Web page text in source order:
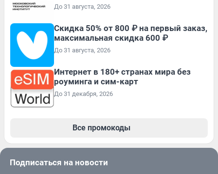
До 31 августа, 2026
Скидка 50% от 800 ₽ на первый заказ,
максимальная скидка 600 ₽
До 31 августа, 2026
Интернет в 180+ странах мира без
роуминга и сим-карт
До 31 декабря, 2026
Все промокоды
Подписаться на новости